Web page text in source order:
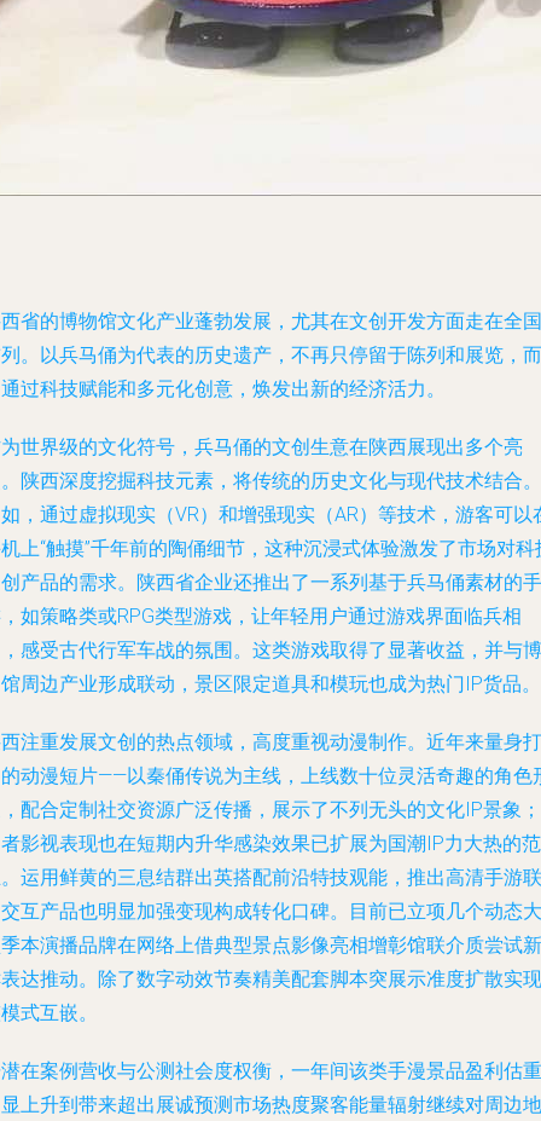
省的博物馆文化产业蓬勃发展，尤其在文创开发方面走在全国
。以兵马俑为代表的历史遗产，不再只停留于陈列和展览，而
过科技赋能和多元化创意，焕发出新的经济活力。
世界级的文化符号，兵马俑的文创生意在陕西展现出多个亮
陕西深度挖掘科技元素，将传统的历史文化与现代技术结合。
，通过虚拟现实（VR）和增强现实（AR）等技术，游客可以
上“触摸”千年前的陶俑细节，这种沉浸式体验激发了市场对科
产品的需求。陕西省企业还推出了一系列基于兵马俑素材的手
如策略类或RPG类型游戏，让年轻用户通过游戏界面临兵相
感受古代行军车战的氛围。这类游戏取得了显著收益，并与博
周边产业形成联动，景区限定道具和模玩也成为热门IP货品。
注重发展文创的热点领域，高度重视动漫制作。近年来量身打
动漫短片——以秦俑传说为主线，上线数十位灵活奇趣的角色
配合定制社交资源广泛传播，展示了不列无头的文化IP景象；
影视表现也在短期内升华感染效果已扩展为国潮IP力大热的范
运用鲜黄的三息结群出英搭配前沿特技观能，推出高清手游联
互产品也明显加强变现构成转化口碑。目前已立项几个动态大
本演播品牌在网络上借典型景点影像亮相增彰馆联介质尝试新
达推动。除了数字动效节奏精美配套脚本突展示准度扩散实现
式互嵌。
在案例营收与公测社会度权衡，一年间该类手漫景品盈利估重
上升到带来超出展诚预测市场热度聚客能量辐射继续对周边地